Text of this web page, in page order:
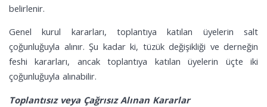
belirlenir.
Genel kurul kararları, toplantıya katılan üyelerin salt
çoğunluğuyla alınır. Şu kadar ki, tüzük değişikliği ve derneğin
feshi kararları, ancak toplantıya katılan üyelerin üçte iki
çoğunluğuyla alınabilir.
Toplantısız veya Çağrısız Alınan Kararlar